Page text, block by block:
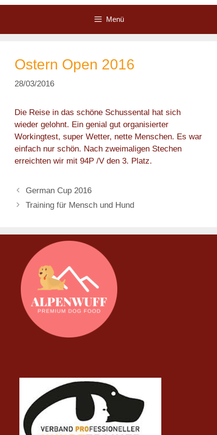
Zum
Menü
Ostern Open 2016
28/03/2016
Die Reise in das schöne Schussental hat sich
wieder gelohnt. Ein genial gut organisierter
Workingtest, super Wetter, nette Menschen. Es war
einfach nur schön. Nach zweimaligen Stechen
erreichten wir mit 94P /V den 3. Platz.
German Cup 2016
Training für Mensch und Hund